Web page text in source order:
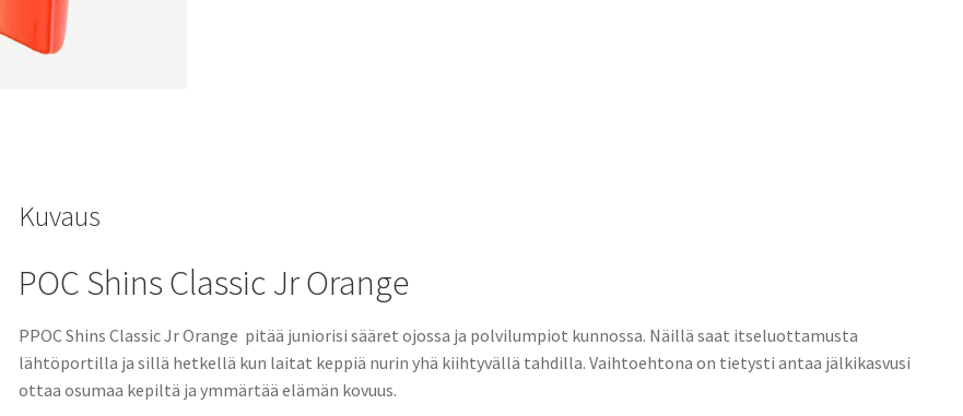
Kuvaus
POC Shins Classic Jr Orange
PPOC Shins Classic Jr Orange pitää juniorisi sääret ojossa ja polvilumpiot kunnossa. Näillä saat itseluottamusta
lähtöportilla ja sillä hetkellä kun laitat keppiä nurin yhä kiihtyvällä tahdilla. Vaihtoehtona on tietysti antaa jälkikasvusi
ottaa osumaa kepiltä ja ymmärtää elämän kovuus.